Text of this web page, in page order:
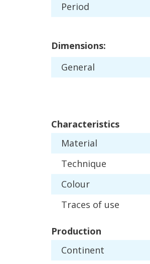
Period
Dimensions:
General
Characteristics
Material
Technique
Colour
Traces of use
Production
Continent